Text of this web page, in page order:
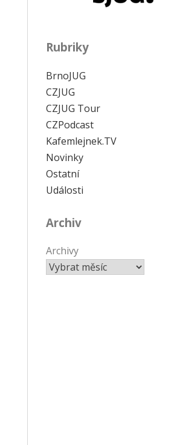
Rubriky
BrnoJUG
CZJUG
CZJUG Tour
CZPodcast
Kafemlejnek.TV
Novinky
Ostatní
Události
Archiv
Archivy